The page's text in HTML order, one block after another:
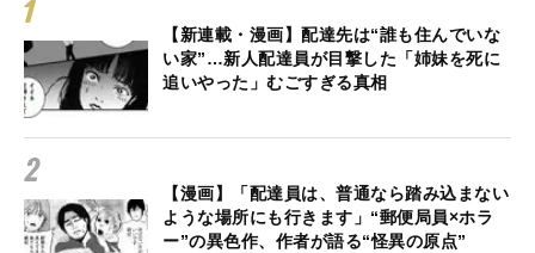
【新連載・漫画】配達先は“誰も住んでいな
い家”…新人配達員が目撃した「姉妹を死に
追いやった」むごすぎる真相
【漫画】「配達員は、普通なら踏み込まない
ような場所にも行きます」“郵便局員×ホラ
ー”の異色作、作者が語る“怪異の原点”